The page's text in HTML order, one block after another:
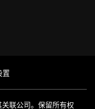
置
联公司。保留所有权